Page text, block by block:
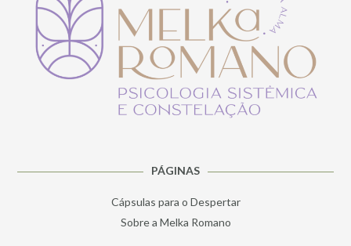
PÁGINAS
Cápsulas para o Despertar
Sobre a Melka Romano